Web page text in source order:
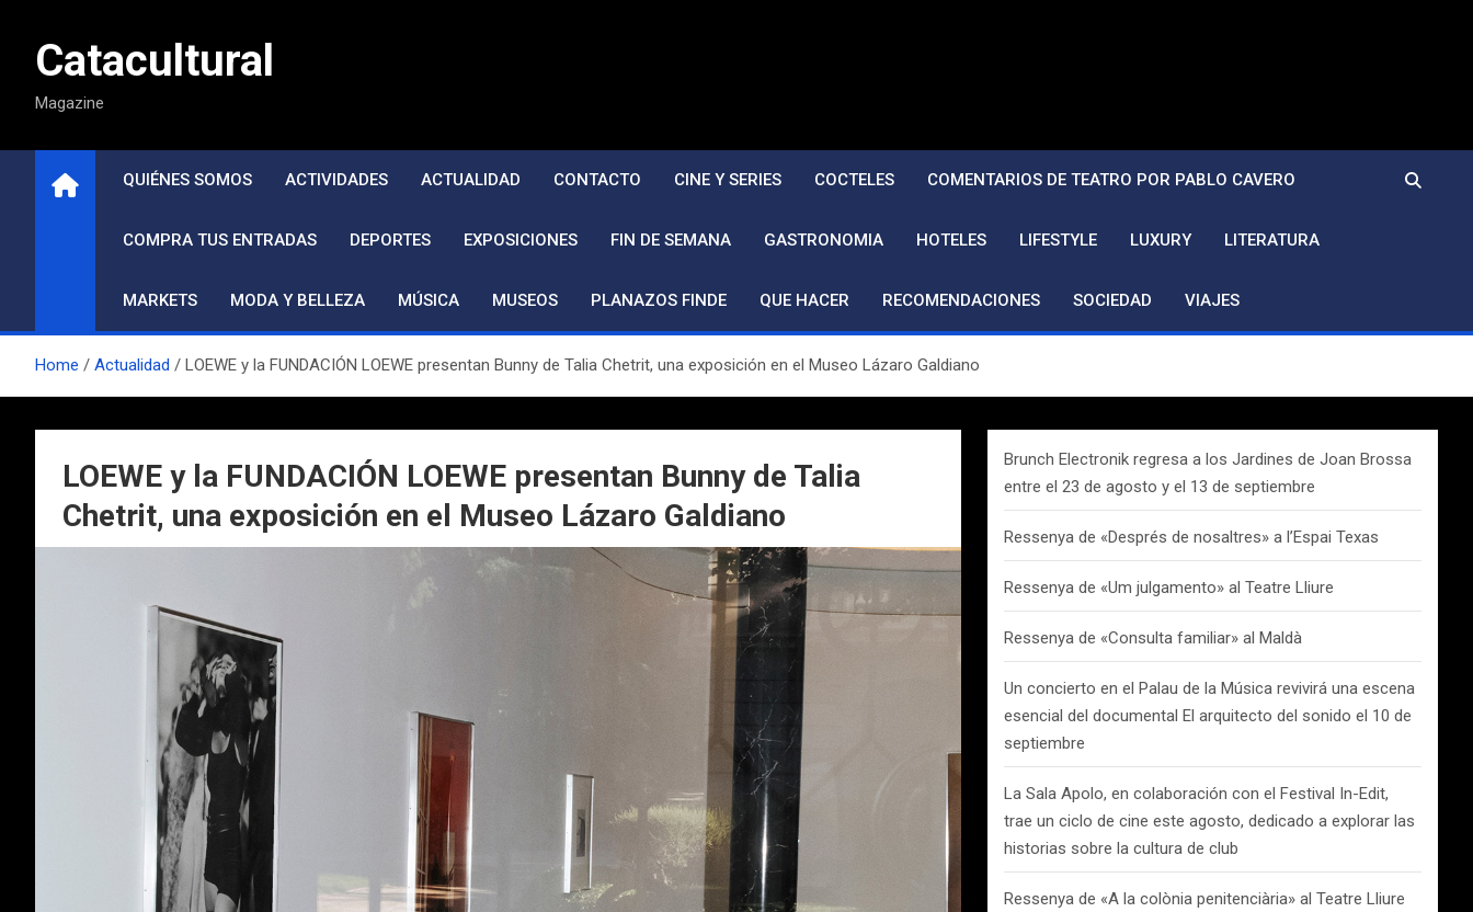
contenidoCatacultural
Magazine
QUIÉNES SOMOS ACTIVIDADES ACTUALIDAD CONTACTO CINE Y SERIES COCTELES COMENTARIOS DE TEATRO POR PABLO CAVERO
COMPRA TUS ENTRADAS DEPORTES EXPOSICIONES FIN DE SEMANA GASTRONOMIA HOTELES LIFESTYLE LUXURY LITERATURA
MARKETS MODA Y BELLEZA MÚSICA MUSEOS PLANAZOS FINDE QUE HACER RECOMENDACIONES SOCIEDAD VIAJES
Home Actualidad LOEWE y la FUNDACIÓN LOEWE presentan Bunny de Talia Chetrit, una exposición en el Museo Lázaro Galdiano
LOEWE y la FUNDACIÓN LOEWE presentan Bunny de Talia
Chetrit, una exposición en el Museo Lázaro Galdiano
Brunch Electronik regresa a los Jardines de Joan Brossa
entre el 23 de agosto y el 13 de septiembre
Ressenya de «Després de nosaltres» a l’Espai Texas
Ressenya de «Um julgamento» al Teatre Lliure
Ressenya de «Consulta familiar» al Maldà
Un concierto en el Palau de la Música revivirá una escena
esencial del documental El arquitecto del sonido el 10 de
septiembre
La Sala Apolo, en colaboración con el Festival In-Edit,
trae un ciclo de cine este agosto, dedicado a explorar las
historias sobre la cultura de club
Ressenya de «A la colònia penitenciària» al Teatre Lliure